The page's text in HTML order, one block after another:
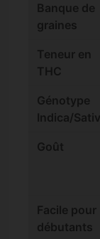
Banque de
graines
Teneur en
THC
Génotype
Indica/
Goût
Facile pour
débutants